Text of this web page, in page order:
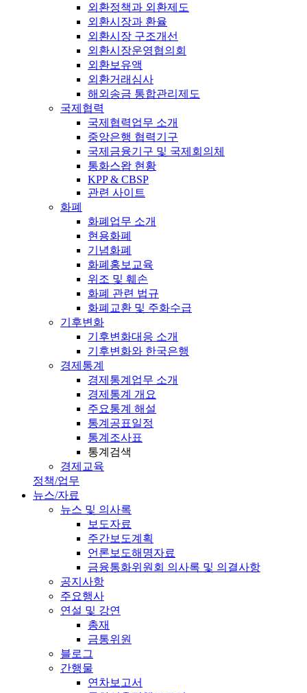
외환정책과 외환제도
외환시장과 환율
외환시장 구조개선
외환시장운영협의회
외환보유액
외환거래심사
해외송금 통합관리제도
국제협력
국제협력업무 소개
중앙은행 협력기구
국제금융기구 및 국제회의체
통화스왑 현황
KPP & CBSP
관련 사이트
화폐
화폐업무 소개
현용화폐
기념화폐
화폐홍보교육
위조 및 훼손
화폐 관련 법규
화폐교환 및 주화수급
기후변화
기후변화대응 소개
기후변화와 한국은행
경제통계
경제통계업무 소개
경제통계 개요
주요통계 해설
통계공표일정
통계조사표
통계검색
경제교육
정책/업무
뉴스/자료
뉴스 및 의사록
보도자료
주간보도계획
언론보도해명자료
금융통화위원회 의사록 및 의결사항
공지사항
주요행사
연설 및 강연
총재
금통위원
블로그
간행물
연차보고서